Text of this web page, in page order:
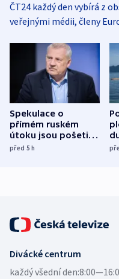
ČT24 každý den vybírá z
veřejnými médii, členy
Spekulace o
přímém ruském
útoku jsou pošetilé,
míní estonský
před 5h
Divácké centrum
každý všední den: